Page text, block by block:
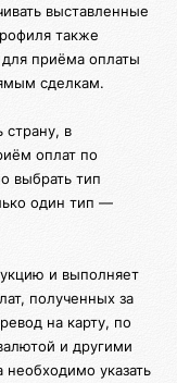
выставленные
также
приёма оплаты
сделкам.
в
оплат по
выбрать тип
один тип —
и выполняет
полученных за
на карту, по
и другими
указать